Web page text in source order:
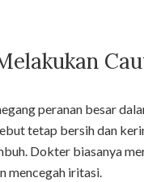
peranan besar
tetap bersih dan
Dokter biasanya
mencegah iritasi.